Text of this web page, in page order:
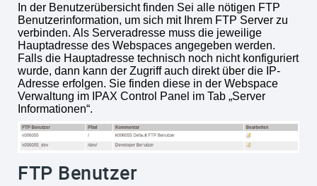
In der Benutzerübersicht finden Sei alle nötigen FTP
Benutzerinformation, um sich mit Ihrem FTP Server zu
verbinden. Als Serveradresse muss die jeweilige
Hauptadresse des Webspaces angegeben werden.
Falls die Hauptadresse technisch noch nicht konfiguriert
wurde, dann kann der Zugriff auch direkt über die IP-
Adresse erfolgen. Sie finden diese in der Webspace
Verwaltung im IPAX Control Panel im Tab „Server
Informationen“.
FTP Benutzer